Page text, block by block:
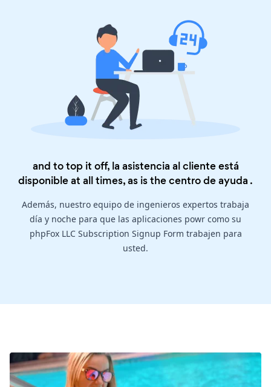
and to top it off, la asistencia al cliente está
disponible at all times, as is thecentro de ayuda .
Además, nuestro equipo de ingenieros expertos trabaja
día y noche para que las aplicaciones powr como su
phpFox LLC Subscription Signup Form trabajen para
usted.